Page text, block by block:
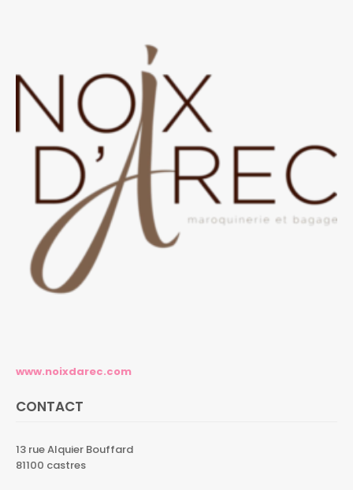
www.noixdarec.com
CONTACT
13 rue Alquier Bouffard
81100 castres